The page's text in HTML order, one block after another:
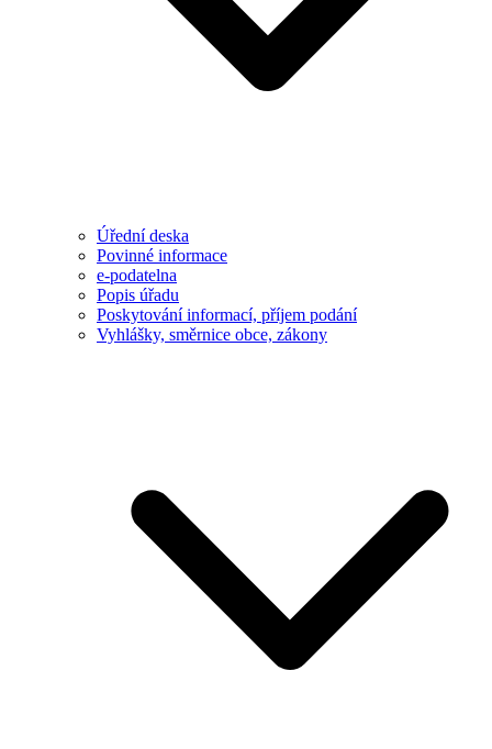
Úřední deska
Povinné informace
e-podatelna
Popis úřadu
Poskytování informací, příjem podání
Vyhlášky, směrnice obce, zákony